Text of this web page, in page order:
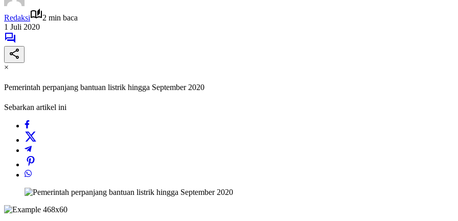
Redaksi
2 min baca
1 Juli 2020
×
Pemerintah perpanjang bantuan listrik hingga September 2020
Sebarkan artikel ini